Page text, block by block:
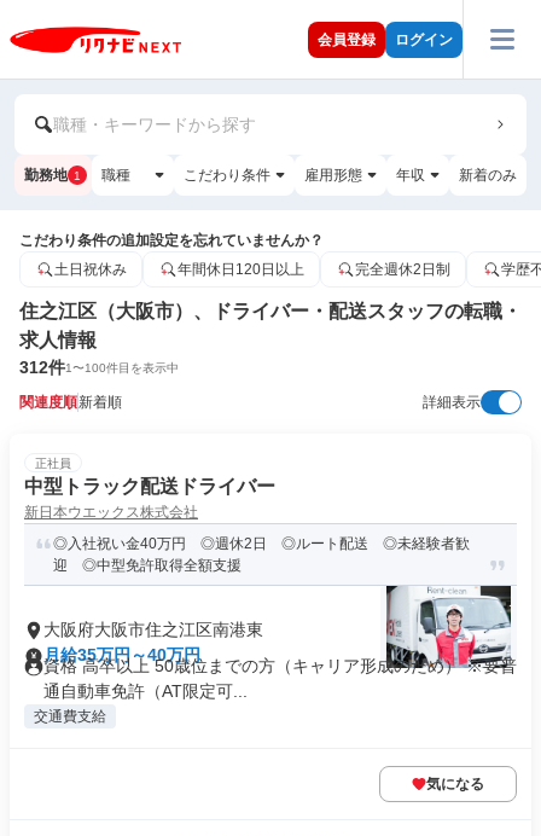
会員登録 ログイン
職種・キーワードから探す
勤務地 1 職種 こだわり条件 雇用形態 年収 新着のみ
こだわり条件の追加設定を忘れていませんか？
土日祝休み
年間休日120日以上 完全週休2日制 学歴
住之江区（大阪市）、ドライバー・配送スタッフの転職・
求人情報
312件1〜100件目を表示中
関連度順新着順 詳細表示
正社員
中型トラック配送ドライバー
新日本ウエックス株式会社
◎入社祝い金40万円 ◎週休2日 ◎ルート配送 ◎未経験者歓
迎 ◎中型免許取得全額支援
大阪府大阪市住之江区南港東
月給35万円～40万円
資格 高卒以上 50歳位までの方（キャリア形成のため） ※要普
通自動車免許（AT限定可...
交通費支給
気になる